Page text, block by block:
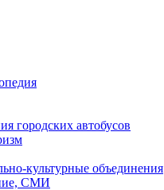
городских автобусов
культурные объединения
СМИ